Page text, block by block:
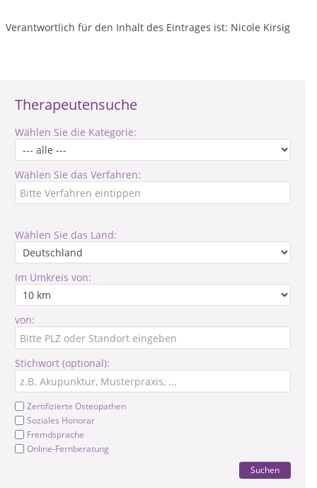
Therapeutensuche
Wählen Sie die Kategorie:
Wählen Sie das Verfahren:
Wählen Sie das Land:
Im Umkreis von:
von:
Stichwort (optional):
Zertifizierte Osteopathen
Soziales Honorar
Fremdsprache
Online-Fernberatung
Suchen
Verantwortlich für den Inhalt des Eintrages ist: Nicole Kirsig